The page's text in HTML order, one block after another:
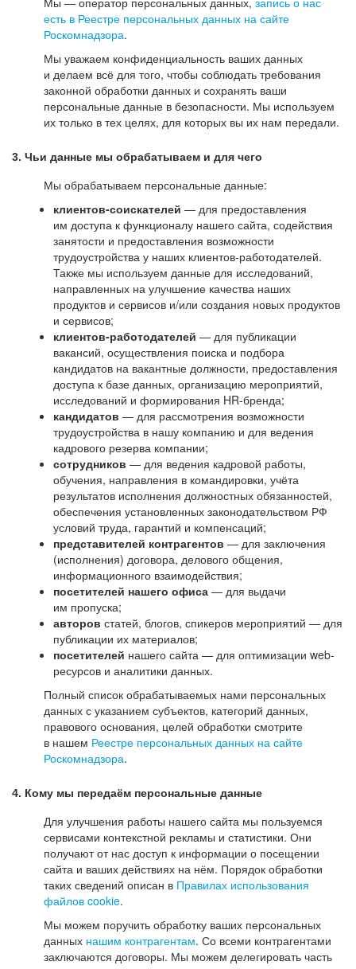
есть в Реестре персональных данных на сайте
Роскомнадзора.
Мы уважаем конфиденциальность ваших данных
и делаем всё для того, чтобы соблюдать требования
законной обработки данных и сохранять ваши
персональные данные в безопасности. Мы используем
их только в тех целях, для которых вы их нам передали.
3. Чьи данные мы обрабатываем и для чего
Мы обрабатываем персональные данные:
клиентов-соискателей — для предоставления
им доступа к функционалу нашего сайта, содействия
занятости и предоставления возможности
трудоустройства у наших клиентов-работодателей.
Также мы используем данные для исследований,
направленных на улучшение качества наших
продуктов и сервисов и/или создания новых продуктов
и сервисов;
клиентов-работодателей — для публикации
вакансий, осуществления поиска и подбора
кандидатов на вакантные должности, предоставления
доступа к базе данных, организацию мероприятий,
исследований и формирования HR-бренда;
кандидатов — для рассмотрения возможности
трудоустройства в нашу компанию и для ведения
кадрового резерва компании;
сотрудников — для ведения кадровой работы,
обучения, направления в командировки, учёта
результатов исполнения должностных обязанностей,
обеспечения установленных законодательством РФ
условий труда, гарантий и компенсаций;
представителей контрагентов — для заключения
(исполнения) договора, делового общения,
информационного взаимодействия;
посетителей нашего офиса — для выдачи
им пропуска;
авторов статей, блогов, спикеров мероприятий — для
публикации их материалов;
посетителей нашего сайта — для оптимизации web-
ресурсов и аналитики данных.
Полный список обрабатываемых нами персональных
данных с указанием субъектов, категорий данных,
правового основания, целей обработки смотрите
в нашем Реестре персональных данных на сайте
Роскомнадзора.
4. Кому мы передаём персональные данные
Для улучшения работы нашего сайта мы пользуемся
сервисами контекстной рекламы и статистики. Они
получают от нас доступ к информации о посещении
сайта и ваших действиях на нём. Порядок обработки
таких сведений описан в Правилах использования
файлов cookie.
Мы можем поручить обработку ваших персональных
данных нашим контрагентам. Со всеми контрагентами
заключаются договоры. Мы можем делегировать часть